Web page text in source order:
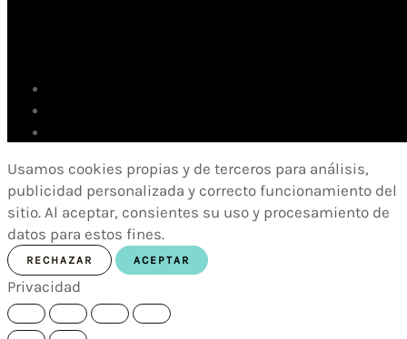
Usamos cookies propias y de terceros para análisis,
publicidad personalizada y correcto funcionamiento del
sitio. Al aceptar, consientes su uso y procesamiento de
datos para estos fines.
RECHAZAR ACEPTAR
Privacidad